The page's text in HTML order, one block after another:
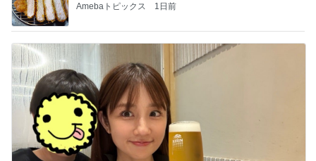
Amebaトピックス 1日前